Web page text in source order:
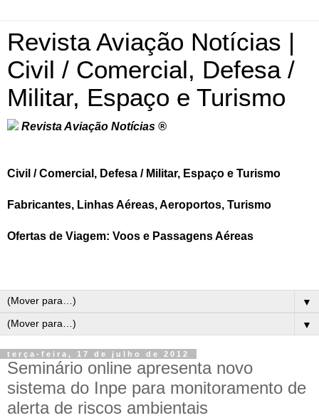
Revista Aviação Notícias |
Civil / Comercial, Defesa /
Militar, Espaço e Turismo
Revista Aviação Notícias ®
Civil / Comercial, Defesa / Militar, Espaço e Turismo
Fabricantes, Linhas Aéreas, Aeroportos, Turismo
Ofertas de Viagem: Voos e Passagens Aéreas
▼
▼
terça-feira, 17 de julho de 2012
Seminário online apresenta novo
sistema do Inpe para monitoramento de
alerta de riscos ambientais